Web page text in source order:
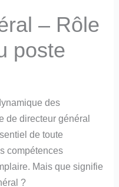
– Rôle
poste
des
de directeur général
de toute
compétences
Mais que signifie
?